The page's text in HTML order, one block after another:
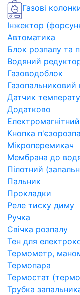
Газові
Інжектор
Автоматика
Блок розпалу та
Водяний
Газоводоблок
Газопальниковий
Датчик
Додатково
Кнопка
Мікроперемикач
Мембрана до
Пілотний
Пальник
Прокладки
Реле тиску диму
Ручка
Свічка розпалу
Тен для
Термометр,
Термопара
Термостат
Трубка